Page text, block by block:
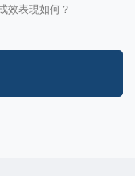
效表現如何？